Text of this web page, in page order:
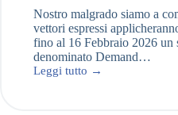
Nostro malgrado siamo a
vettori espressi
fino al 16 Febbraio 2026 un
denominato Demand…
Leggi tutto →